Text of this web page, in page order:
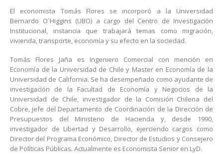
El economista Tomás Flores se incorporó a la Universidad
Bernardo O´Higgins (UBO) a cargo del Centro de Investigación
Institucional, instancia que trabajará temas como migración,
vivienda, transporte, economía y su efecto en la sociedad.
Tomás Flores Jaña es Ingeniero Comercial con mención en
Economía de la Universidad de Chile y Master en Economía de la
Universidad de California. Se ha desempeñado como ayudante de
investigación de la Facultad de Economía y Negocios de la
Universidad de Chile, investigador de la Comisión Chilena del
Cobre, jefe del Departamento de Coordinación de la Dirección de
Presupuestos del Ministerio de Hacienda y, desde 1990,
investigador de Libertad y Desarrollo, ejerciendo cargos como
Director del Programa Económico, Director de Estudios y Consejero
de Políticas Públicas. Actualmente es Economista Senior en LyD.